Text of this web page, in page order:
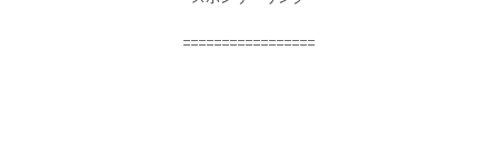
=================